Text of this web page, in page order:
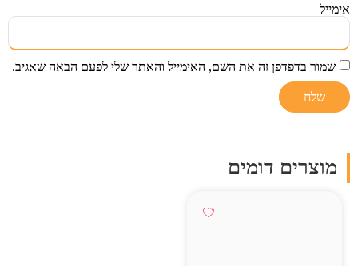
אימייל
שמור בדפדפן זה את השם, האימייל והאתר שלי לפעם הבאה שאגיב.
מוצרים דומים